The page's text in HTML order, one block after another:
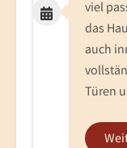
viel
das
auch
Türen